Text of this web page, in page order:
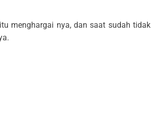
menghargai nya, dan saat sudah tidak